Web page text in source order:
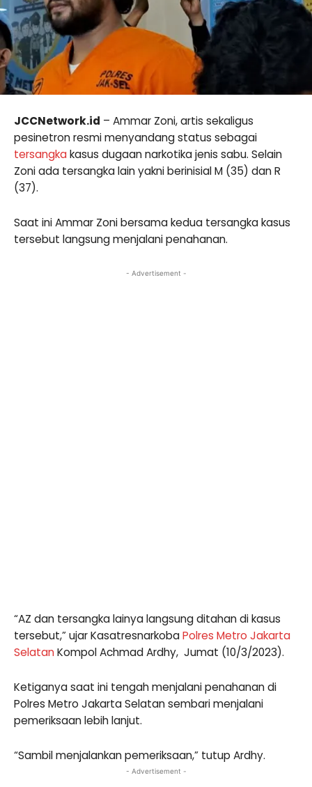
JCCNetwork.id – Ammar Zoni, artis sekaligus
pesinetron resmi menyandang status sebagai
tersangkakasus dugaan narkotika jenis sabu. Selain
Zoni ada tersangka lain yakni berinisial M (35) dan R
(37).
Saat ini Ammar Zoni bersama kedua tersangka kasus
tersebut langsung menjalani penahanan.
- Advertisement -
“AZ dan tersangka lainya langsung ditahan di kasus
tersebut,” ujar KasatresnarkobaPolres Metro Jakarta
SelatanKompol Achmad Ardhy, Jumat (10/3/2023).
Ketiganya saat ini tengah menjalani penahanan di
Polres Metro Jakarta Selatan sembari menjalani
pemeriksaan lebih lanjut.
“Sambil menjalankan pemeriksaan,” tutup Ardhy.
- Advertisement -